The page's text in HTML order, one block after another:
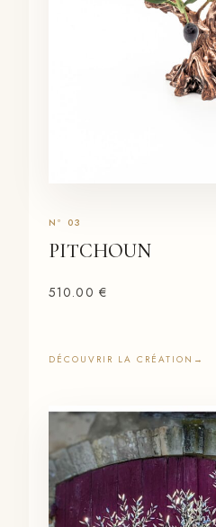
PITCHOUN
510.00 €
DÉCOUVRIR LA CRÉATION →